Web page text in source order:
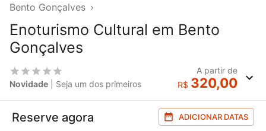
Bento Gonçalves ›
Enoturismo Cultural em Bento
Gonçalves
Novidade | Seja um dos primeiros
A partir de
R$ 320,00
Reserve agora ADICIONAR DATAS